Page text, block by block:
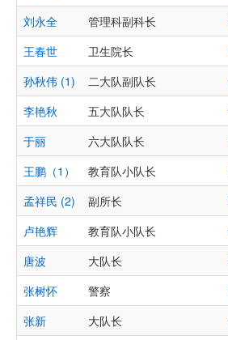
刘永全
管理科副科长
王春世
卫生院长
孙秋伟 (1)
二大队副队长
李艳秋
五大队队长
于丽
六大队队长
王鹏（1）
教育队小队长
孟祥民 (2)
副所长
卢艳辉
教育队小队长
唐波
大队长
张树怀
警察
张新
大队长